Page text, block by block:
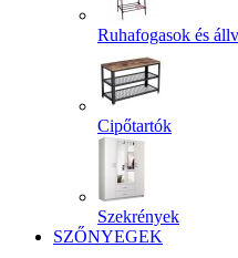
Ruhafogasok és
Cipőtartók
Szekrények
SZŐNYEGEK